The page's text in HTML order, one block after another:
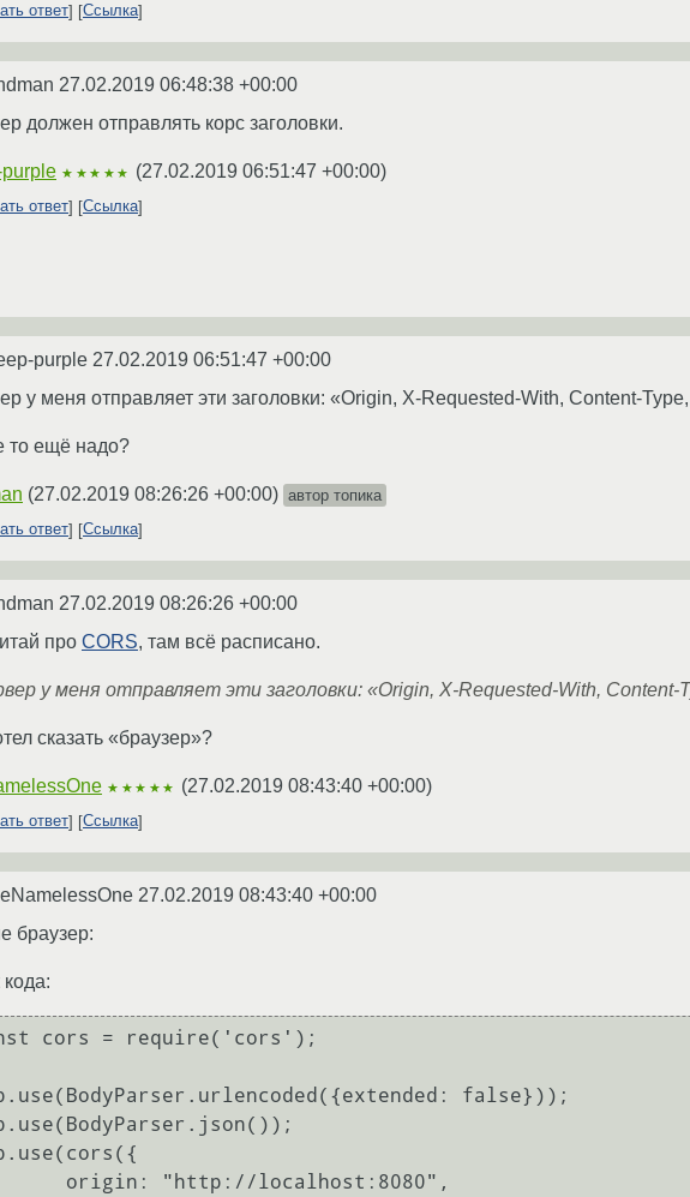
ответ
Ссылка
27.02.2019 06:48:38 +00:00
должен отправлять корс заголовки.
★★★★★ (27.02.2019 06:51:47 +00:00)
ответ Ссылка
purple 27.02.2019 06:51:47 +00:00
у меня отправляет эти заголовки: «Origin, X-Requested-With, Content-
то ещё надо?
(27.02.2019 08:26:26 +00:00) автор топика
ответ
Ссылка
27.02.2019 08:26:26 +00:00
про CORS, там всё расписано.
у меня отправляет эти заголовки: «Origin, X-Requested-With, Content-
сказать «браузер»?
★★★★★ (27.02.2019 08:43:40 +00:00)
ответ Ссылка
27.02.2019 08:43:40 +00:00
браузер:
кода:
cors = require('cors');
false}));